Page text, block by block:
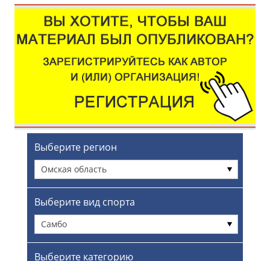
Выберите регион
Омская область
Выберите вид спорта
Самбо
Выберите категорию